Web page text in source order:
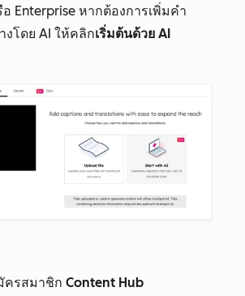
อ Enterprise หากต้องการเพิ่มคำ
โดย AI ให้คลิกเริ่มต้นด้วย AI
รสมาชิก Content Hub